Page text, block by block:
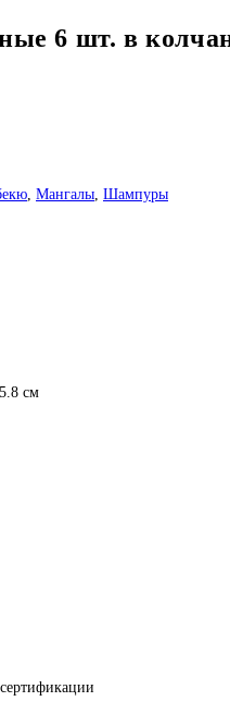
6 шт. в
, Мангалы, Шампуры
см